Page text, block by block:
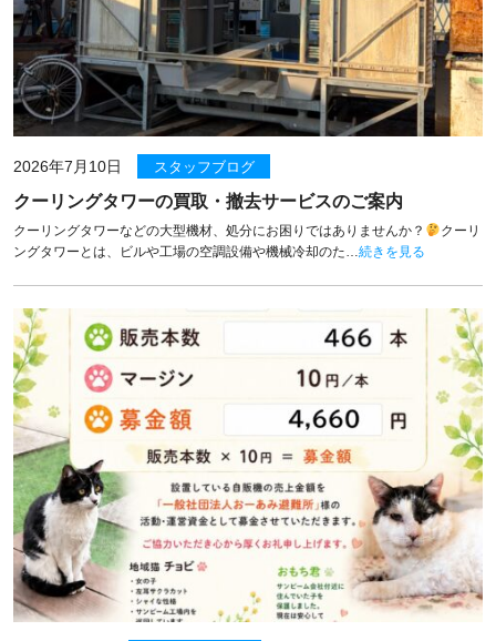
2026年7月10日 スタッフブログ
クーリングタワーの買取・撤去サービスのご案内
クーリングタワーなどの大型機材、処分にお困りではありませんか？
クーリ
ングタワーとは、ビルや工場の空調設備や機械冷却のた…続きを見る